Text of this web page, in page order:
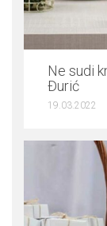
0
Ne sudi
Đurić
19.03.2022